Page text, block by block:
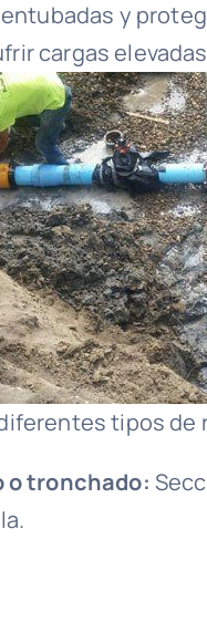
y
cargas
tipos de
o tronchado: